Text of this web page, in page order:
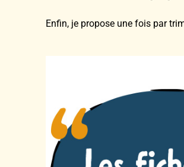
Enfin, je propose une fois par